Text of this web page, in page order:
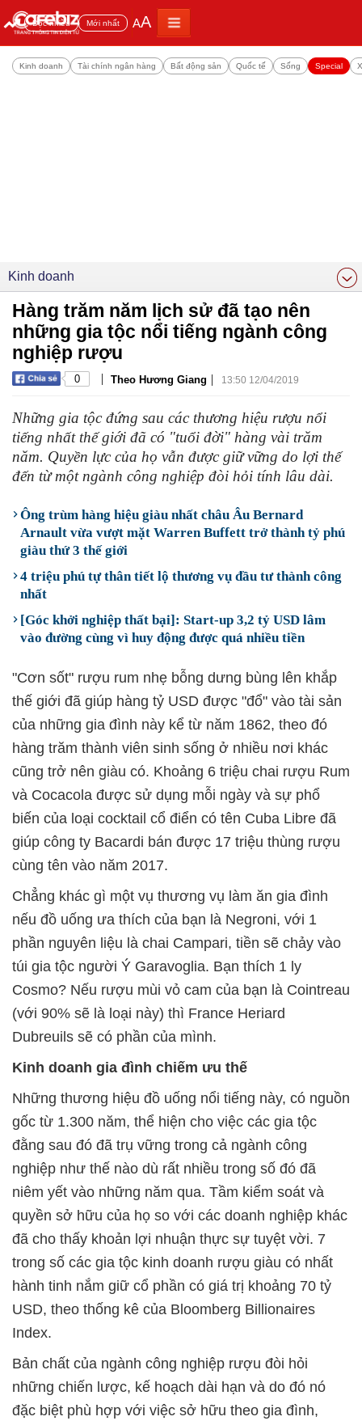
Đọc nhiều Mới nhất AA
Kinh doanh Tài chính ngân hàng Bất động sản Quốc tế Sống Special
Kinh doanh
Hàng trăm năm lịch sử đã tạo nên
những gia tộc nổi tiếng ngành công
nghiệp rượu
0 | Theo Hương Giang | 13:50 12/04/2019
Những gia tộc đứng sau các thương hiệu rượu nổi
tiếng nhất thế giới đã có "tuổi đời" hàng vài trăm
năm. Quyền lực của họ vẫn được giữ vững do lợi thế
đến từ một ngành công nghiệp đòi hỏi tính lâu dài.
Ông trùm hàng hiệu giàu nhất châu Âu Bernard
Arnault vừa vượt mặt Warren Buffett trở thành tỷ phú
giàu thứ 3 thế giới
4 triệu phú tự thân tiết lộ thương vụ đầu tư thành công
nhất
[Góc khởi nghiệp thất bại]: Start-up 3,2 tỷ USD lâm
vào đường cùng vì huy động được quá nhiều tiền
"Cơn sốt" rượu rum nhẹ bỗng dưng bùng lên khắp
thế giới đã giúp hàng tỷ USD được "đổ" vào tài sản
của những gia đình này kể từ năm 1862, theo đó
hàng trăm thành viên sinh sống ở nhiều nơi khác
cũng trở nên giàu có. Khoảng 6 triệu chai rượu Rum
và Cocacola được sử dụng mỗi ngày và sự phổ
biến của loại cocktail cổ điển có tên Cuba Libre đã
giúp công ty Bacardi bán được 17 triệu thùng rượu
cùng tên vào năm 2017.
Chẳng khác gì một vụ thương vụ làm ăn gia đình
nếu đồ uống ưa thích của bạn là Negroni, với 1
phần nguyên liệu là chai Campari, tiền sẽ chảy vào
túi gia tộc người Ý Garavoglia. Bạn thích 1 ly
Cosmo? Nếu rượu mùi vỏ cam của bạn là Cointreau
(với 90% sẽ là loại này) thì France Heriard
Dubreuils sẽ có phần của mình.
Kinh doanh gia đình chiếm ưu thế
Những thương hiệu đồ uống nổi tiếng này, có nguồn
gốc từ 1.300 năm, thể hiện cho việc các gia tộc
đằng sau đó đã trụ vững trong cả ngành công
nghiệp như thế nào dù rất nhiều trong số đó đã
niêm yết vào những năm qua. Tầm kiểm soát và
quyền sở hữu của họ so với các doanh nghiệp khác
đã cho thấy khoản lợi nhuận thực sự tuyệt vời. 7
trong số các gia tộc kinh doanh rượu giàu có nhất
hành tinh nắm giữ cổ phần có giá trị khoảng 70 tỷ
USD, theo thống kê của Bloomberg Billionaires
Index.
Bản chất của ngành công nghiệp rượu đòi hỏi
những chiến lược, kế hoạch dài hạn và do đó nó
đặc biệt phù hợp với việc sở hữu theo gia đình,